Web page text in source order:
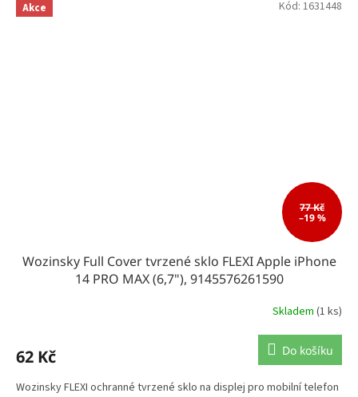
Akce
77 Kč
–19 %
Wozinsky Full Cover tvrzené sklo FLEXI Apple iPhone
14 PRO MAX (6,7"), 9145576261590
Skladem (1 ks)
62 Kč Do košíku
Wozinsky FLEXI ochranné tvrzené sklo na displej pro mobilní telefon
Kód: 1631448